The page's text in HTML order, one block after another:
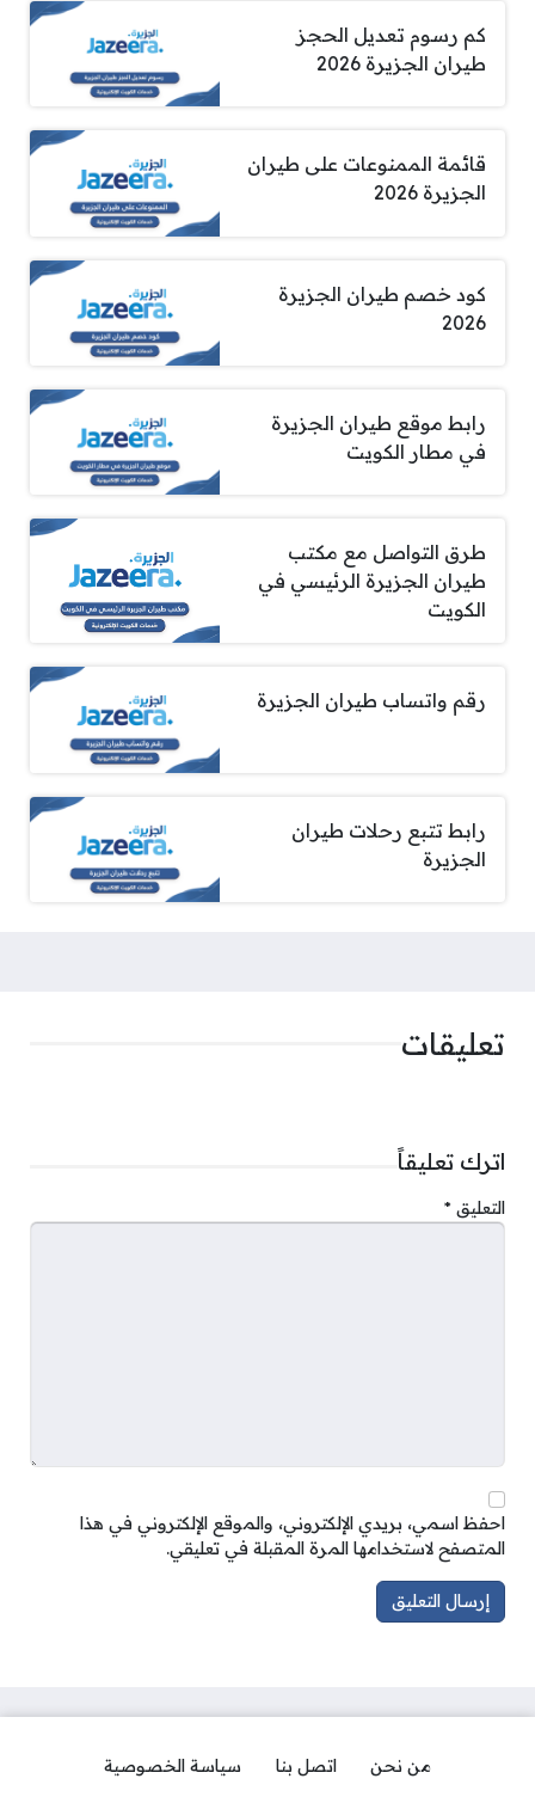
كم رسوم تعديل الحجز
طيران الجزيرة 2026
قائمة الممنوعات على طيران
الجزيرة 2026
كود خصم طيران الجزيرة
2026
رابط موقع طيران الجزيرة
في مطار الكويت
طرق التواصل مع مكتب
طيران الجزيرة الرئيسي في
الكويت
رقم واتساب طيران الجزيرة
رابط تتبع رحلات طيران
الجزيرة
تعليقات
اترك تعليقاً
التعليق *
احفظ اسمي، بريدي الإلكتروني، والموقع الإلكتروني في هذا
المتصفح لاستخدامها المرة المقبلة في تعليقي.
من نحن اتصل بنا سياسة الخصوصية